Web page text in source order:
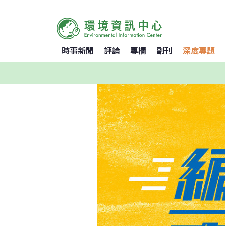
時事新聞 評論 專欄 副刊 深度專題